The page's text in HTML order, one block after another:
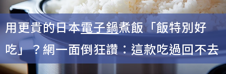
用更貴的日本電子鍋煮飯「飯特別好
吃」？網一面倒狂讚：這款吃過回不去